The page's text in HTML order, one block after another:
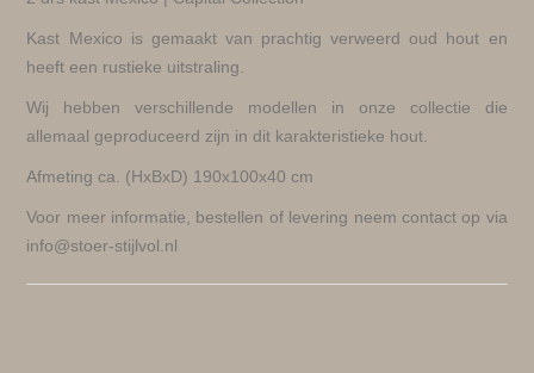
Kast Mexico is gemaakt van prachtig verweerd oud hout en
heeft een rustieke uitstraling.
Wij hebben verschillende modellen in onze collectie die
allemaal geproduceerd zijn in dit karakteristieke hout.
Afmeting ca. (HxBxD) 190x100x40 cm
Voor meer informatie, bestellen of levering neem contact op via
info@stoer-stijlvol.nl